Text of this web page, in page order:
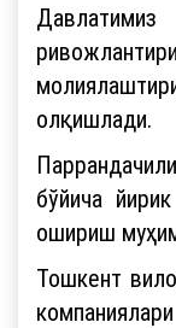
олқишлади.
бўйича
ошириш
Тошкент